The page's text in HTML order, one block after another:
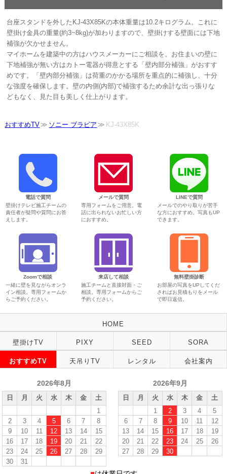
台座スタンドを外したKJ-43X85Kの本体重量は10.2キログラム。これに
壁掛け金具の重量(約3~8kg)が加わりますので、壁掛けする壁面には下地
補強が欠かせません。
マイホームを建築中の方はハウスメーカーにご相談を。お住まいの壁に
下地補強が無い方はカトー電器が得意とする「壁内部分補強」がおすす
めです。「壁内部分補強」は荷重のかかる場所を重点的に補強し、十分
な強度を確保します。壁の内側(内部)で補強するため余計な出っ張りな
どもなく、見た目も美しく仕上がります。
おすすめTV ソニー ブラビア KJ-43X85K
電話で質問
壁掛けテレビ施工チームの
責任者が疑問や質問にお答
えします。
メールで質問
専用フォームをご用意。電
話に出られないお忙しい方
におすすめ。
LINEで質問
メールでのやり取りが苦手
な方におすすめ。写真もUP
できます。
Zoomで相談
一緒に壁を見ながらオンラ
イン相談。専用フォームか
らご予約ください。
来店して相談
施工チームと直接対面・ご
相談。専用フォームからご
予約ください。
無料壁掛診断
お部屋の写真をUPしてくだ
さればお見積もりをメール
で即日返信。
HOME
壁掛けTV PIXY SEED SORA
おすすめTV 天吊りTV レンタル 会社案内
2026年8月
日 月 火 水 木 金
土
1
2
3 4 5 6 7
8
9
10 11 12 13 14
15
16
17 18 19 20 21
22
23
24 25 26 27 28
29
30
31
2026年9月
日 月 火 水 木 金
土
1
2 3 4
5
6
7 8 9 10 11
12
13
14 15 16 17 18
19
20
21 22 23 24 25
26
27
28 29 30